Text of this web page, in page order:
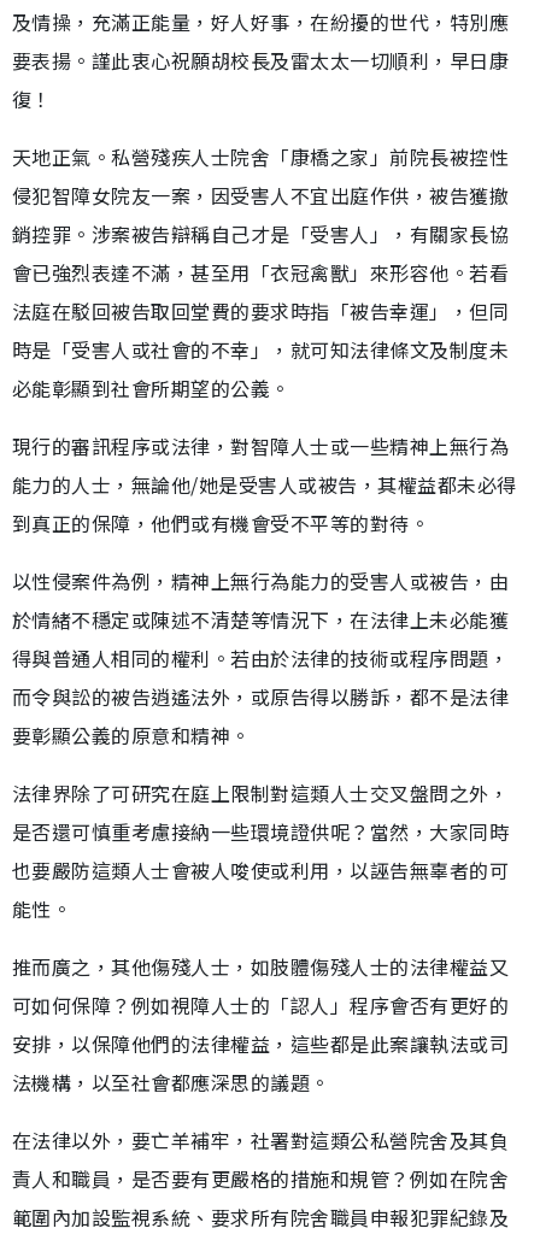
及情操，充滿正能量，好人好事，在紛擾的世代，特別應
要表揚。謹此衷心祝願胡校長及雷太太一切順利，早日康
復！
天地正氣。私營殘疾人士院舍「康橋之家」前院長被控性
侵犯智障女院友一案，因受害人不宜出庭作供，被告獲撤
銷控罪。涉案被告辯稱自己才是「受害人」，有關家長協
會已強烈表達不滿，甚至用「衣冠禽獸」來形容他。若看
法庭在駁回被告取回堂費的要求時指「被告幸運」，但同
時是「受害人或社會的不幸」，就可知法律條文及制度未
必能彰顯到社會所期望的公義。
現行的審訊程序或法律，對智障人士或一些精神上無行為
能力的人士，無論他/她是受害人或被告，其權益都未必得
到真正的保障，他們或有機會受不平等的對待。
以性侵案件為例，精神上無行為能力的受害人或被告，由
於情緒不穩定或陳述不清楚等情況下，在法律上未必能獲
得與普通人相同的權利。若由於法律的技術或程序問題，
而令與訟的被告逍遙法外，或原告得以勝訴，都不是法律
要彰顯公義的原意和精神。
法律界除了可研究在庭上限制對這類人士交叉盤問之外，
是否還可慎重考慮接納一些環境證供呢？當然，大家同時
也要嚴防這類人士會被人唆使或利用，以誣告無辜者的可
能性。
推而廣之，其他傷殘人士，如肢體傷殘人士的法律權益又
可如何保障？例如視障人士的「認人」程序會否有更好的
安排，以保障他們的法律權益，這些都是此案讓執法或司
法機構，以至社會都應深思的議題。
在法律以外，要亡羊補牢，社署對這類公私營院舍及其負
責人和職員，是否要有更嚴格的措施和規管？例如在院舍
範圍內加設監視系統、要求所有院舍職員申報犯罪紀錄及